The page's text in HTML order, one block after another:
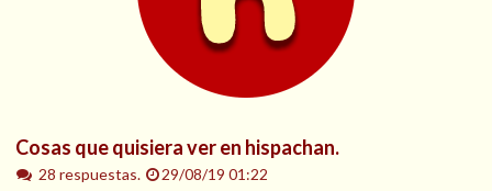
Cosas que quisiera ver en hispachan.
28 respuestas.
29/08/19 01:22